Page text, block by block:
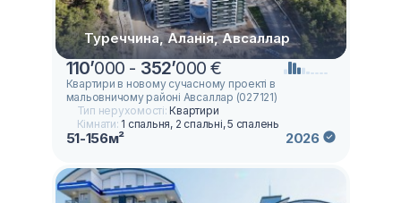
Туреччина, Аланія, Авсаллар
110’000 - 352’000 €
Квартири в новому сучасному проекті в
мальовничому районі Авсаллар (027121)
Тип нерухомості:Квартири
Кімнати: 1 спальня, 2 спальні, 5 спалень
51-156м² 2026